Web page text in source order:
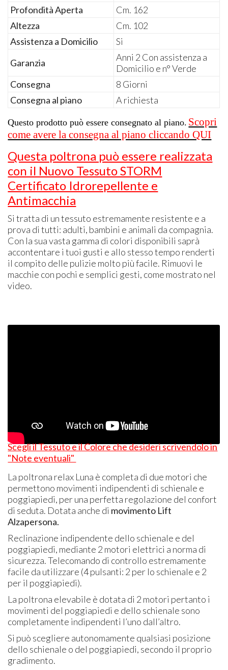
Profondità Aperta
Cm. 162
Altezza
Cm. 102
Assistenza a Domicilio
Si
Garanzia
Anni 2 Con assistenza a
Domicilio e n° Verde
Consegna
8 Giorni
Consegna al piano
A richiesta
Questo prodotto può essere consegnato al piano. Scopri
come avere la consegna al piano cliccando QUI
Questa poltrona può essere realizzata
con il Nuovo Tessuto STORM
Certificato Idrorepellente e
Antimacchia
Si tratta di un tessuto estremamente resistente e a
prova di tutti: adulti, bambini e animali da compagnia.
Con la sua vasta gamma di colori disponibili saprà
accontentare i tuoi gusti e allo stesso tempo renderti
il compito delle pulizie molto più facile. Rimuovi le
macchie con pochi e semplici gesti, come mostrato nel
video.
Scegli il Tessuto e il Colore che desideri scrivendolo in
"Note eventuali"
La poltrona relax Luna è completa di due motori che
permettono movimenti indipendenti di schienale e
poggiapiedi, per una perfetta regolazione del confort
di seduta. Dotata anche di movimento Lift
Alzapersona.
Reclinazione indipendente dello schienale e del
poggiapiedi, mediante 2 motori elettrici a norma di
sicurezza. Telecomando di controllo estremamente
facile da utilizzare (4 pulsanti: 2 per lo schienale e 2
per il poggiapiedi).
La poltrona elevabile è dotata di 2 motori pertanto i
movimenti del poggiapiedi e dello schienale sono
completamente indipendenti l’uno dall’altro.
Si può scegliere autonomamente qualsiasi posizione
dello schienale o del poggiapiedi, secondo il proprio
gradimento.